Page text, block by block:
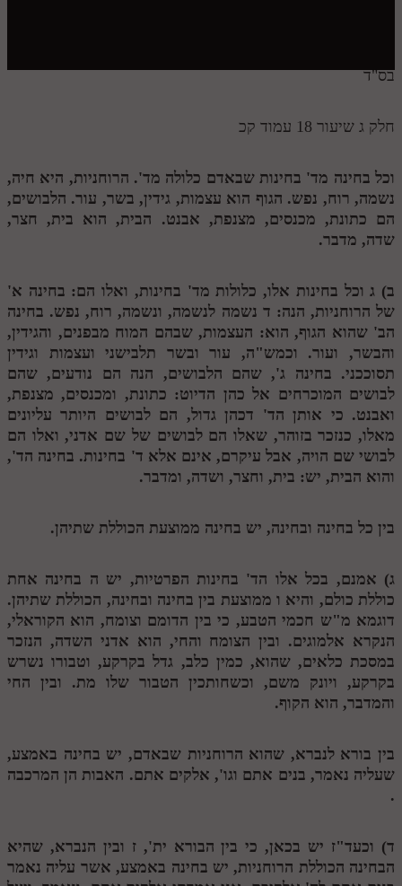
חלק יב
חלק יד
חלק טו
חלק ט"ז
בית שער הכוונות
הזמן סט תע"ס
הזמן סט תלמוד עשר הספירות
ספרים להורדה
מנוע חיפוש בספרים
תלמוד עשר הספירות בעיון
תע"ס חלק ב' עיון
תלמוד עשר הספירות חלק ד
תלמוד עשר הספירות חלק ה
תלמוד עשר הספירות חלק ו
תלמוד עשר הספירות חלק ז
תלמוד עשר הספירות חלק ט
תלמוד עשר הספירות חלק י
תלמוד עשר הספירות חלק יב
בס"ד
חלק ג שיעור 18 עמוד קכ
וכל בחינה מד' בחינות שבאדם כלולה מד'. הרוחניות, היא חיה,
נשמה, רוח, נפש. הגוף הוא עצמות, גידין, בשר, עור. הלבושים,
הם כתונת, מכנסים, מצנפת, אבנט. הבית, הוא בית, חצר,
שדה, מדבר.
ב) גוכל בחינות אלו, כלולות מד' בחינות, ואלו הם: בחינה א'
של הרוחניות, הנה: ד נשמה לנשמה, ונשמה, רוח, נפש. בחינה
הב' שהוא הגוף, הוא: העצמות, שבהם המוח מבפנים, והגידין,
והבשר, ועור. וכמש"ה, עור ובשר תלבישני ועצמות וגידין
תסוככני. בחינה ג', שהם הלבושים, הנה הם נודעים, שהם
לבושים המוכרחים אל כהן הדיוט: כתונת, ומכנסים, מצנפת,
ואבנט. כי אותן הד' דכהן גדול, הם לבושים היותר עליונים
מאלו, כנזכר בזוהר, שאלו הם לבושים של שם אדני, ואלו הם
לבושי שם הויה, אבל עיקרם, אינם אלא ד' בחינות. בחינה הד',
והוא הבית, יש: בית, וחצר, ושדה, ומדבר.
בין כל בחינה ובחינה, יש בחינה ממוצעת הכוללת שתיהן.
ג) אמנם, בכל אלו הד' בחינות הפרטיות, יש ה בחינה אחת
כוללת כולם, והיא ו ממוצעת בין בחינה ובחינה, הכוללת שתיהן.
דוגמא מ"ש חכמי הטבע, כי בין הדומם וצומח, הוא הקוראלי,
הנקרא אלמוגים. ובין הצומח והחי, הוא אדני השדה, הנזכר
במסכת כלאים, שהוא, כמין כלב, גדל בקרקע, וטבורו נשרש
בקרקע, ויונק משם, וכשחותכין הטבור שלו מת. ובין החי
והמדבר, הוא הקוף.
בין בורא לנברא, שהוא הרוחניות שבאדם, יש בחינה באמצע,
שעליה נאמר, בנים אתם וגו', אלקים אתם. האבות הן המרכבה
.
ד) וכעד"ז יש בכאן, כי בין הבורא ית',ז ובין הנברא, שהיא
הבחינה הכוללת הרוחניות, יש בחינה באמצע, אשר עליה נאמר